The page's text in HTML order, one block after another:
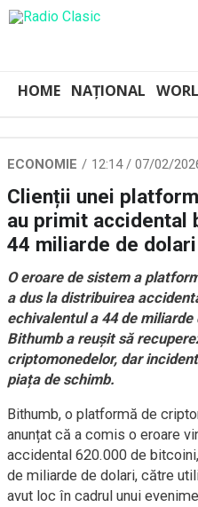
HOME NAȚIONAL
ECONOMIE 12:14 / 07/02/
Clienții unei
au primit accidental
44 miliarde de dolari
O eroare de sistem a
a dus la distribuirea
echivalentul a 44 de
Bithumb a reușit să
criptomonedelor, dar
piața de schimb.
Bithumb, o platformă de
anunțat că a comis o eroare
accidental 620.000 de
de miliarde de dolari, către
avut loc în cadrul unui